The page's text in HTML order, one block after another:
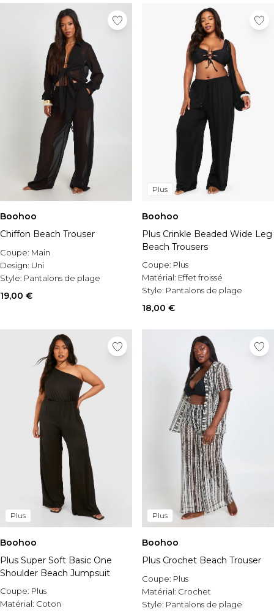
Boohoo
Chiffon Beach Trouser
Coupe: Main
Design: Uni
Style: Pantalons de plage
19,00 €
Plus
Boohoo
Plus Crinkle Beaded Wide Leg
Beach Trousers
Coupe: Plus
Matérial: Effet froissé
Style: Pantalons de plage
18,00 €
Plus
Boohoo
Plus Super Soft Basic One
Shoulder Beach Jumpsuit
Coupe: Plus
Matérial: Coton
Plus
Boohoo
Plus Crochet Beach Trouser
Coupe: Plus
Matérial: Crochet
Style: Pantalons de plage